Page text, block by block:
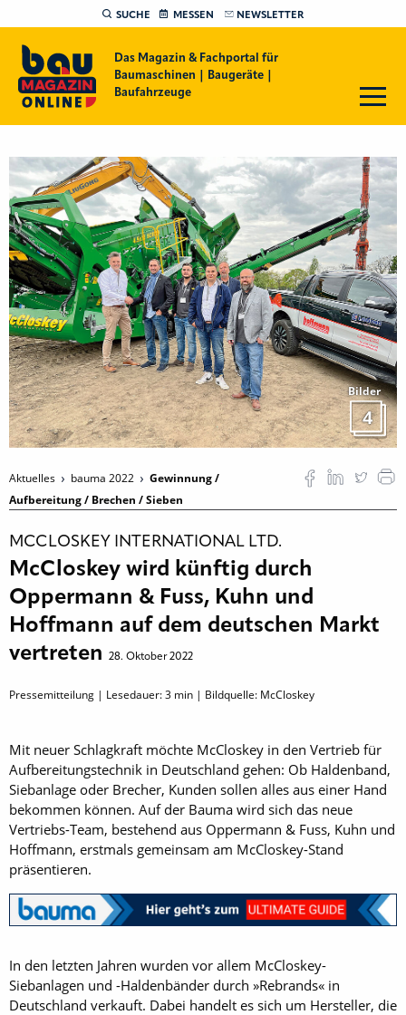
SUCHE MESSEN NEWSLETTER
Das Magazin & Fachportal für
Baumaschinen | Baugeräte |
Baufahrzeuge
Bilder
4
Aktuelles bauma 2022
Gewinnung /
Aufbereitung / Brechen / Sieben
MCCLOSKEY INTERNATIONAL LTD.
McCloskey wird künftig durch
Oppermann & Fuss, Kuhn und
Hoffmann auf dem deutschen Markt
vertreten
28. Oktober 2022
Pressemitteilung | Lesedauer:3 min | Bildquelle: McCloskey
Mit neuer Schlagkraft möchte McCloskey in den Vertrieb für
Aufbereitungstechnik in Deutschland gehen: Ob Haldenband,
Siebanlage oder Brecher, Kunden sollen alles aus einer Hand
bekommen können. Auf der Bauma wird sich das neue
Vertriebs-Team, bestehend aus Oppermann & Fuss, Kuhn und
Hoffmann, erstmals gemeinsam am McCloskey-Stand
präsentieren.
In den letzten Jahren wurden vor allem McCloskey-
Siebanlagen und -Haldenbänder durch »Rebrands« in
Deutschland verkauft. Dabei handelt es sich um Hersteller, die